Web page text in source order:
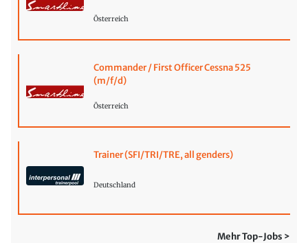
Österreich
Commander / First Officer Cessna 525
(m/f/d)
Österreich
Trainer (SFI/TRI/TRE, all genders)
Deutschland
Mehr Top-Jobs >